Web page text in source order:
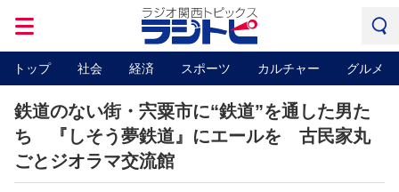
トップ 社会 経済 スポーツ カルチャー グルメ
鉄道のない街・宍粟市に“鉄道”を通した男た
ち 『しそう夢鉄道』にエールを 古民家丸
ごとジオラマ交流館